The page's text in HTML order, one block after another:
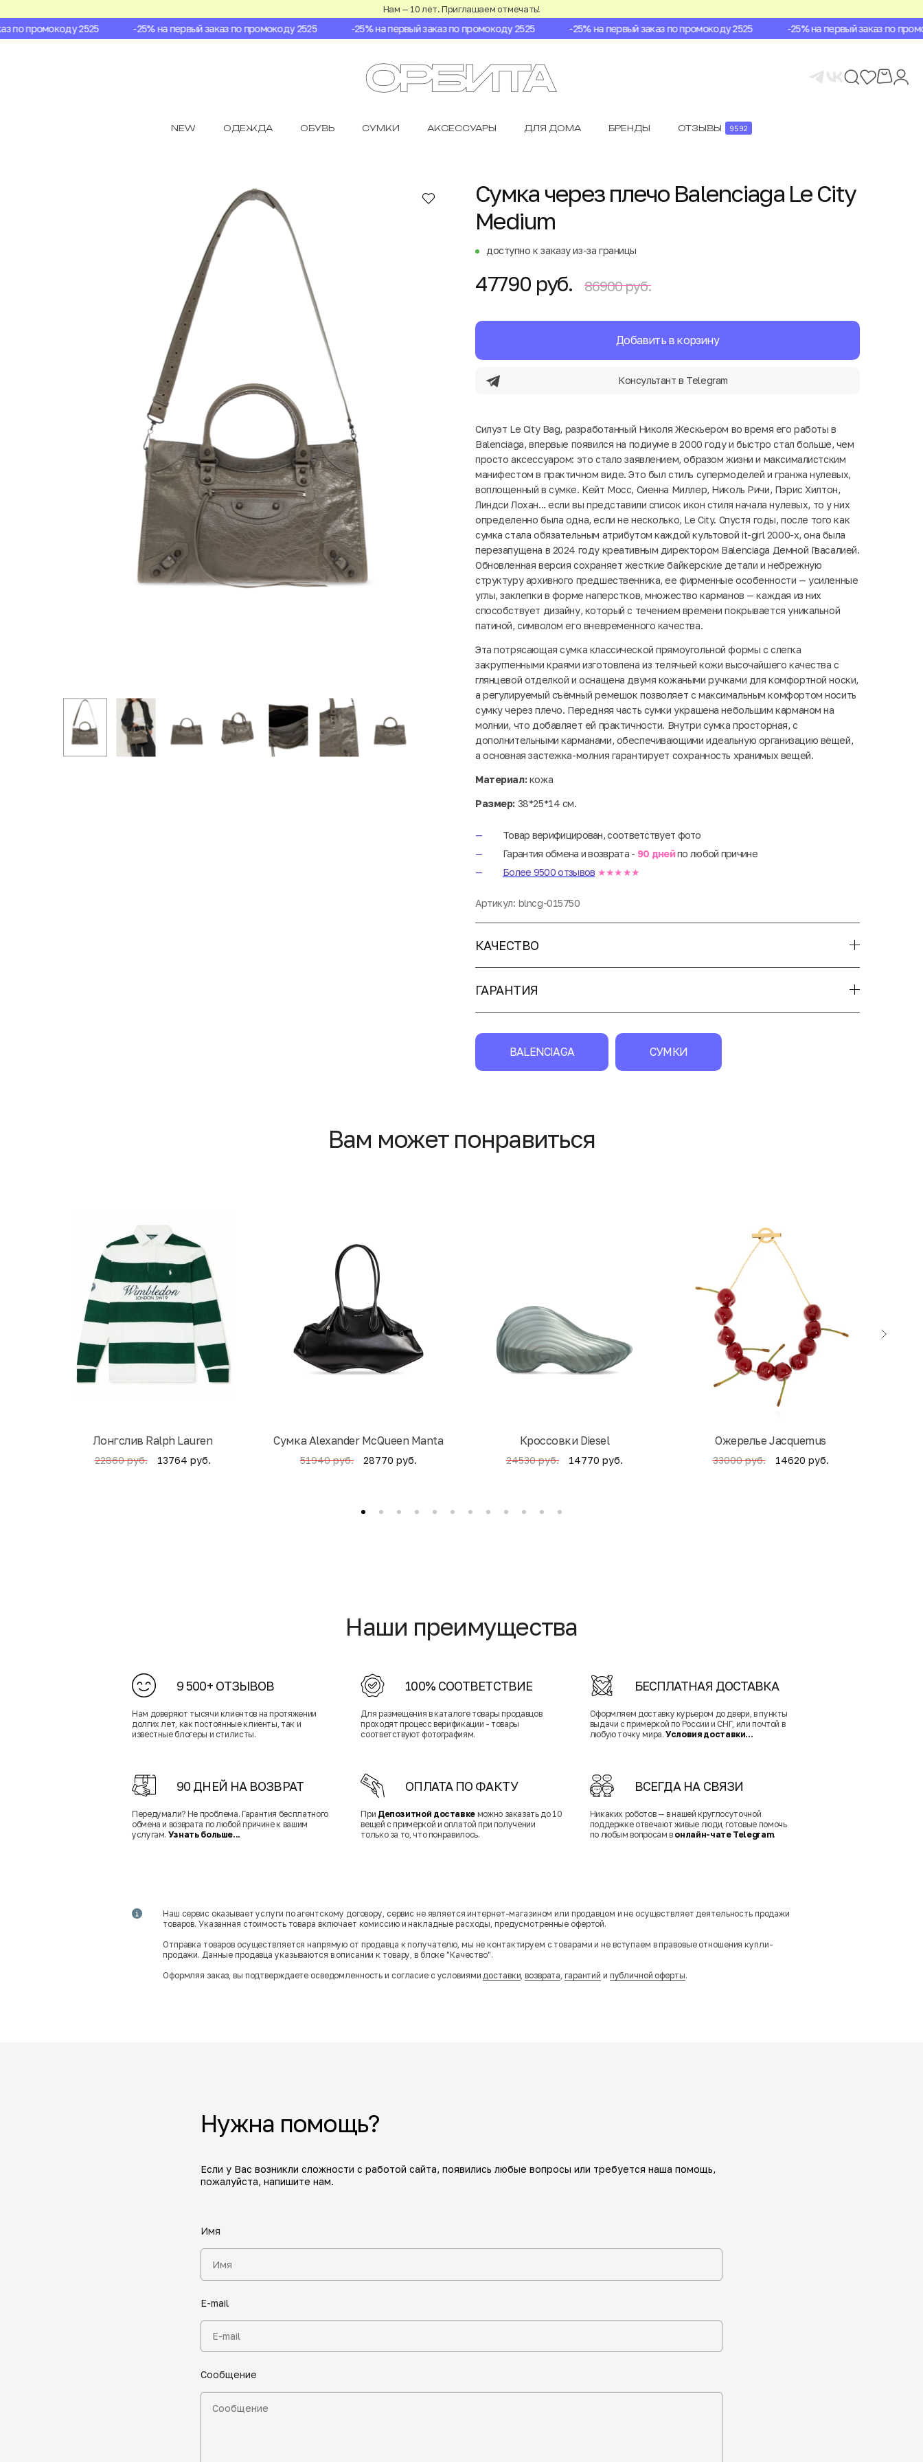
Нам — 10 лет. Приглашаем отмечать!
промокоду 2525 -25% на первый заказ по промокоду 2525 -25% на первый заказ по промокоду 2525 -25% на первый заказ по промокоду 2525 -25% на первый заказ по
NEW ОДЕЖДА ОБУВЬ СУМКИ АКСЕССУАРЫ ДЛЯ ДОМА БРЕНДЫ ОТЗЫВЫ 9592
Сумка через плечо Balenciaga Le City
Medium
доступно к заказу из-за границы
47790 руб. 86900 руб.
Добавить в корзину
Консультант в Telegram
Силуэт Le City Bag, разработанный Николя Жескьером во время его работы в
Balenciaga, впервые появился на подиуме в 2000 году и быстро стал больше, чем
просто аксессуаром: это стало заявлением, образом жизни и максималистским
манифестом в практичном виде. Это был стиль супермоделей и гранжа нулевых,
воплощенный в сумке. Кейт Мосс, Сиенна Миллер, Николь Ричи, Пэрис Хилтон,
Линдси Лохан... если вы представили список икон стиля начала нулевых, то у них
определенно была одна, если не несколько, Le City. Спустя годы, после того как
сумка стала обязательным атрибутом каждой культовой it-girl 2000-х, она была
перезапущена в 2024 году креативным директором Balenciaga Демной Гвасалией.
Обновленная версия сохраняет жесткие байкерские детали и небрежную
структуру архивного предшественника, ее фирменные особенности — усиленные
углы, заклепки в форме наперстков, множество карманов — каждая из них
способствует дизайну, который с течением времени покрывается уникальной
патиной, символом его вневременного качества.
Эта потрясающая сумка классической прямоугольной формы с слегка
закругленными краями изготовлена ​​из телячьей кожи высочайшего качества с
глянцевой отделкой и оснащена двумя кожаными ручками для комфортной носки,
а регулируемый съёмный ремешок позволяет с максимальным комфортом носить
сумку через плечо. Передняя часть сумки украшена небольшим карманом на
молнии, что добавляет ей практичности. Внутри сумка просторная, с
дополнительными карманами, обеспечивающими идеальную организацию вещей,
а основная застежка-молния гарантирует сохранность хранимых вещей.
Материал:кожа
Размер: 38*25*14 см.
Товар верифицирован, соответствует фото
Гарантия обмена и возврата - 90 днейпо любой причине
Более 9500 отзывов ★★★★★
Артикул: blncg-015750
КАЧЕСТВО
ГАРАНТИЯ
BALENCIAGA СУМКИ
Вам может понравиться
Лонгслив Ralph Lauren
22860 руб. 13764 руб.
Cумка Alexander McQueen Manta
51940 руб. 28770 руб.
Кроссовки Diesel
24530 руб. 14770 руб.
Ожерелье Jacquemus
33000 руб. 14620 руб.
Наши преимущества
9 500+ ОТЗЫВОВ
Нам доверяют тысячи клиентов на протяжении
долгих лет, как постоянные клиенты, так и
известные блогеры и стилисты.
100% СООТВЕТСТВИЕ
Для размещения в каталоге товары продавцов
проходят процесс верификации - товары
соответствуют фотографиям.
БЕСПЛАТНАЯ ДОСТАВКА
Оформляем доставку курьером до двери, в пункты
выдачи с примеркой по России и СНГ, или почтой в
любую точку мира.Условия доставки...
90 ДНЕЙ НА ВОЗВРАТ
Передумали? Не проблема. Гарантия бесплатного
обмена и возврата по любой причине к вашим
услугам. Узнать больше...
ОПЛАТА ПО ФАКТУ
При Депозитной доставке можно заказать до 10
вещей с примеркой и оплатой при получении
только за то, что понравилось.
ВСЕГДА НА СВЯЗИ
Никаких роботов — в нашей круглосуточной
поддержке отвечают живые люди, готовые помочь
по любым вопросам в онлайн-чате Telegram.
Наш сервис оказывает услуги по агентскому договору, сервис не является интернет-магазином или продавцом и не осуществляет деятельность продажи
товаров. Указанная стоимость товара включает комиссию и накладные расходы, предусмотренные офертой.
Отправка товаров осуществляется напрямую от продавца к получателю, мы не контактируем с товарами и не вступаем в правовые отношения купли-
продажи. Данные продавца указываются в описании к товару, в блоке "Качество".
Оформляя заказ, вы подтверждаете осведомленность и согласие с условиямидоставки,возврата, гарантий и публичной оферты.
Нужна помощь?
Если у Вас возникли сложности с работой сайта, появились любые вопросы или требуется наша помощь,
пожалуйста, напишите нам.
Имя
E-mail
Сообщение